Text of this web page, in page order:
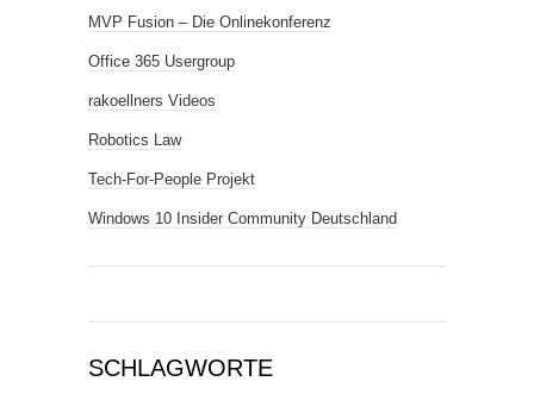
MVP Fusion – Die Onlinekonferenz
Office 365 Usergroup
rakoellners Videos
Robotics Law
Tech-For-People Projekt
Windows 10 Insider Community Deutschland
SCHLAGWORTE